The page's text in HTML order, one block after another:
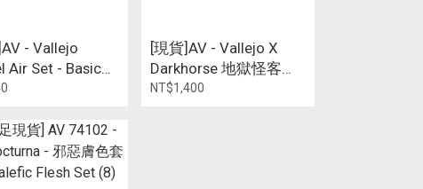
- Vallejo
Air Set - Basic
噴塗基礎
[現貨]AV - Vallejo X
Darkhorse 地獄怪客塗
色組(8色)
NT$1,400